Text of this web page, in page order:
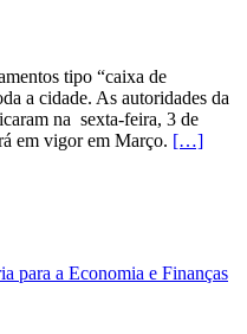
tipo “caixa de
a cidade. As autoridades da
na sexta-feira, 3 de
em vigor em Março. […]
para a Economia e Finanças